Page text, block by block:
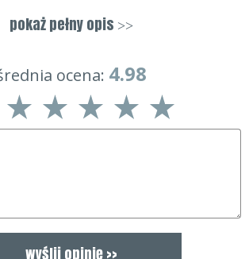
posiada łącznie aż 4 zróżnicowane
do ostrzenia ząbkowanej części głowni.
gładkich służądwie mini ostrzałki typu
kącie ostrzenia. Ostrzałka karbidowa
do wstępnego ostrzenia, natomiast
pełni rolę typowo wykończającą,
ostrza.
miłośnika survivalu, bushcraftu, jednak
docenią również myśliwi i wędkarze.
pokaż pełny opis >>
ocena: 4.98